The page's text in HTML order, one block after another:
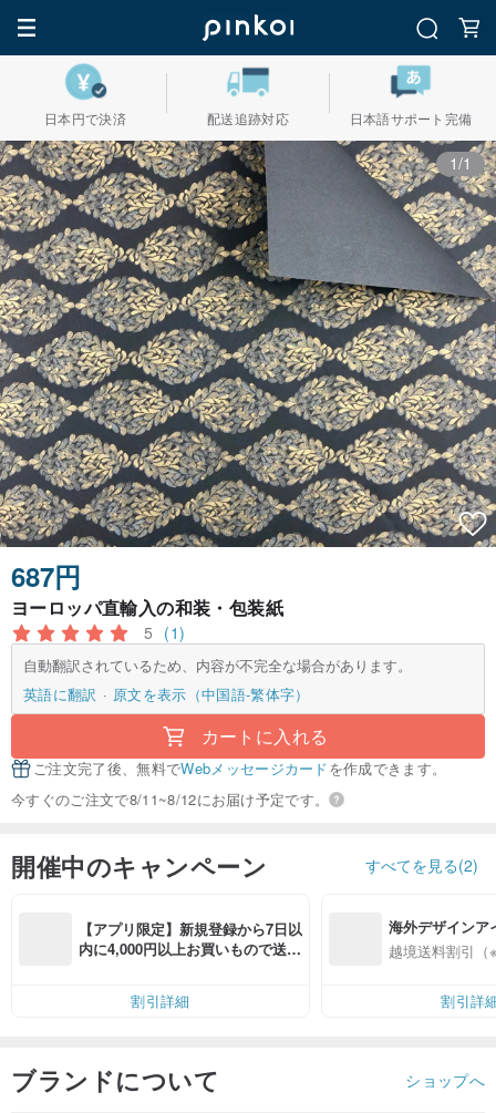
日本円で決済 配送追跡対応 日本語サポート完備
1/1
687円
ヨーロッパ直輸入の和装・包装紙
5 (1)
自動翻訳されているため、内容が不完全な場合があります。
英語に翻訳
原文を表示（中国語-繁体字）
カートに入れる
ご注文完了後、無料でWebメッセージカードを作成できます。
今すぐのご注文で8/11~8/12にお届け予定です。
開催中のキャンペーン すべてを見る(2)
【アプリ限定】新規登録から7日以
内に4,000円以上お買いもので送料
割引詳細
海外デザインア
入
越境送料割引（
割引詳
ブランドについて ショップへ